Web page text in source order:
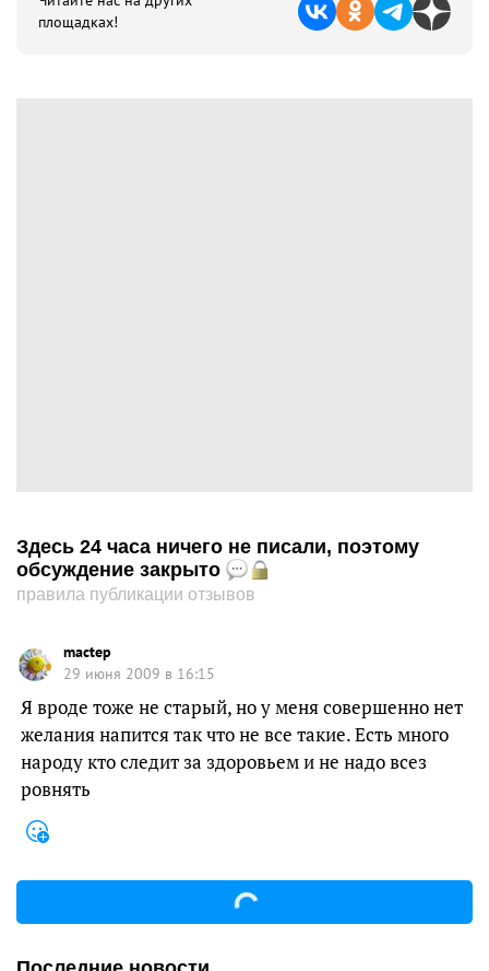
площадках!
Здесь 24 часа ничего не писали, поэтому
обсуждение закрыто
правила публикации отзывов
mactep
29 июня 2009 в 16:15
Я вроде тоже не старый, но у меня совершенно нет
желания напится так что не все такие. Есть много
народу кто следит за здоровьем и не надо всез
ровнять